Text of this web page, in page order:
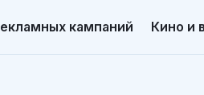
кампаний Кино и